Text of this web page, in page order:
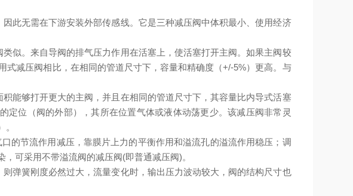
此无需在下游安装外部传感线。它是三种减压阀中体积最小、使用经济
似。来自导阀的排气压力作用在活塞上，使活塞打开主阀。如果主阀较
减压阀相比，在相同的管道尺寸下，容量和精确度（+/-5%）更高。与
能够打开更大的主阀，并且在相同的管道尺寸下，其容量比内导式活塞
位（阀的外部），其所在位置气体或液体动荡更少。该减压阀非常灵
的节流作用减压，靠膜片上力的平衡作用和溢流孔的溢流作用稳压；调
可采用不带溢流阀的减压阀(即普通减压阀)。
弹簧刚度必然过大，流量变化时，输出压力波动较大，阀的结构尺寸也